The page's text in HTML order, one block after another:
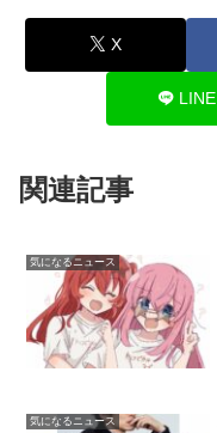
X
LINE
関連記事
気になるニュース
気になるニュース